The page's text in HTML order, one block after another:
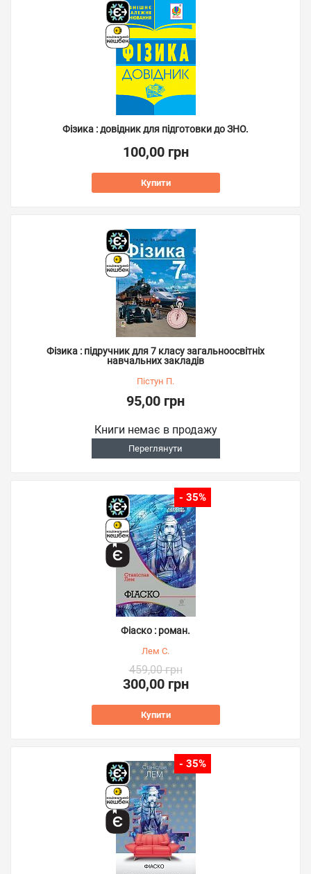
Фізика : довідник для підготовки до ЗНО.
100,00 грн
Купити
Фізика : підручник для 7 класу загальноосвітніх
навчальних закладів
Пістун П.
95,00 грн
Книги немає в продажу
Переглянути
- 35%
Фіаско : роман.
Лем С.
459,00 грн
300,00 грн
Купити
- 35%